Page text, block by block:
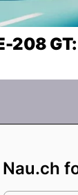
208
Nau.ch